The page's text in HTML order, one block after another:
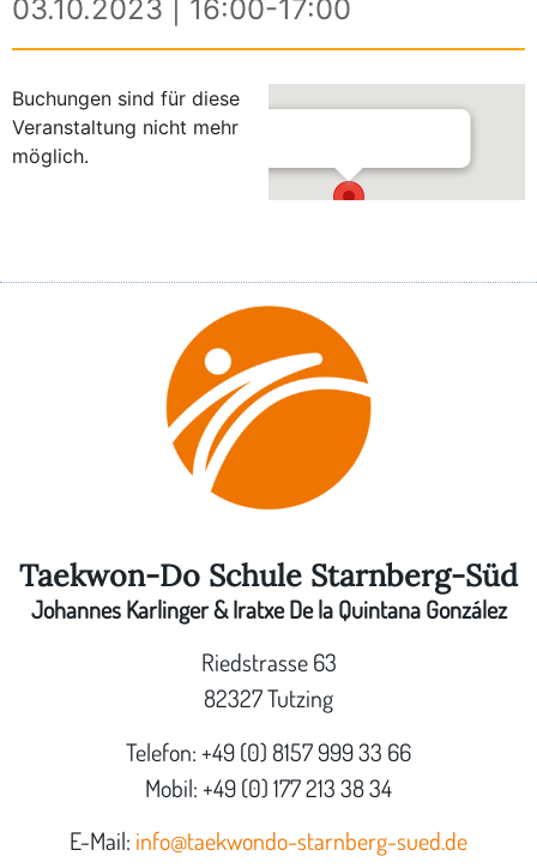
03.10.2023 | 16:00-17:00
Buchungen sind für diese
Veranstaltung nicht mehr
möglich.
Im Bürgerstadl Hechendorf
Schlagenhofener Weg 3 - Hechendorf
Taekwon-Do Schule Starnberg-Süd
Johannes Karlinger & Iratxe De la Quintana González
Riedstrasse 63
82327 Tutzing
Telefon: +49 (0) 8157 999 33 66
Mobil: +49 (0) 177 213 38 34
E-Mail: info@taekwondo-starnberg-sued.de